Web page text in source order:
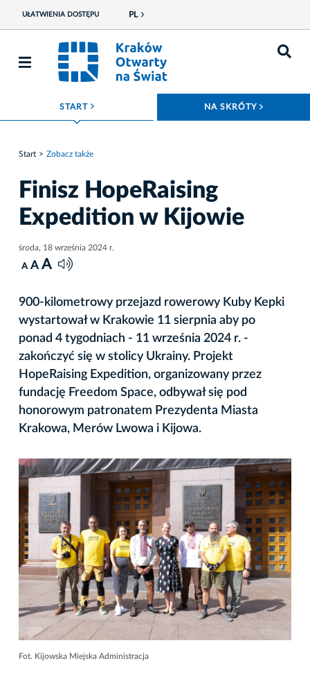
UŁATWIENIA DOSTĘPU PL
START ROZWIŃ MENU NA SKRÓTY
Start Zobacz także
Finisz HopeRaising
Expedition w Kijowie
środa, 18 września 2024 r.
A A A
900-kilometrowy przejazd rowerowy Kuby Kepki
wystartował w Krakowie 11 sierpnia aby po
ponad 4 tygodniach - 11 września 2024 r. -
zakończyć się w stolicy Ukrainy. Projekt
HopeRaising Expedition, organizowany przez
fundację Freedom Space, odbywał się pod
honorowym patronatem Prezydenta Miasta
Krakowa, Merów Lwowa i Kijowa.
Fot. Kijowska Miejska Administracja